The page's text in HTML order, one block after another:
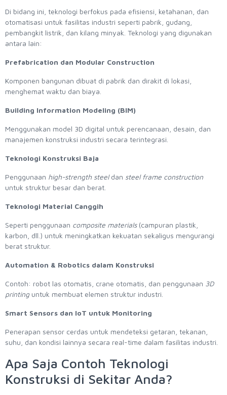
Di bidang ini, teknologi berfokus pada efisiensi, ketahanan, dan
otomatisasi untuk fasilitas industri seperti pabrik, gudang,
pembangkit listrik, dan kilang minyak. Teknologi yang digunakan
antara lain:
Prefabrication dan Modular Construction
Komponen bangunan dibuat di pabrik dan dirakit di lokasi,
menghemat waktu dan biaya.
Building Information Modeling (BIM)
Menggunakan model 3D digital untuk perencanaan, desain, dan
manajemen konstruksi industri secara terintegrasi.
Teknologi Konstruksi Baja
Penggunaan high-strength steeldan steel frame construction
untuk struktur besar dan berat.
Teknologi Material Canggih
Seperti penggunaan composite materials(campuran plastik,
karbon, dll.) untuk meningkatkan kekuatan sekaligus mengurangi
berat struktur.
Automation & Robotics dalam Konstruksi
Contoh: robot las otomatis, crane otomatis, dan penggunaan 3D
printinguntuk membuat elemen struktur industri.
Smart Sensors dan IoT untuk Monitoring
Penerapan sensor cerdas untuk mendeteksi getaran, tekanan,
suhu, dan kondisi lainnya secara real-time dalam fasilitas industri.
Apa Saja Contoh Teknologi
Konstruksi di Sekitar Anda?